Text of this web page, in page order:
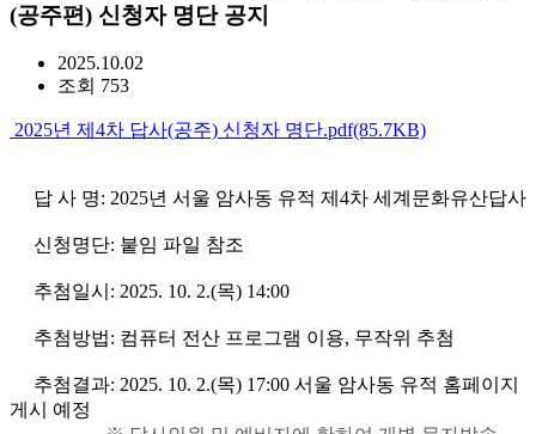
(공주편) 신청자 명단 공지
2025.10.02
조회 753
2025년 제4차 답사(공주) 신청자 명단.pdf(85.7KB)
답 사 명: 2025년 서울 암사동 유적 제4차 세계문화유산답사
신청명단: 붙임 파일 참조
추첨일시: 2025. 10. 2.(목) 14:00
추첨방법: 컴퓨터 전산 프로그램 이용, 무작위 추첨
추첨결과: 2025. 10. 2.(목) 17:00 서울 암사동 유적 홈페이지
게시 예정